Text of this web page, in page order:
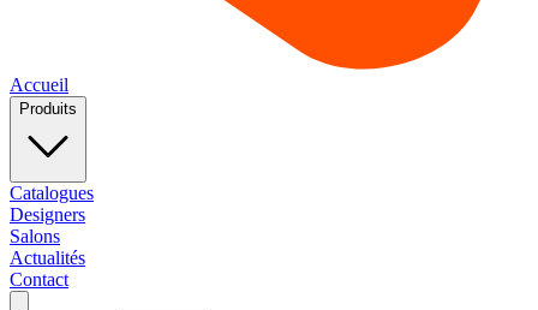
Accueil
Produits
Catalogues
Designers
Salons
Actualités
Contact